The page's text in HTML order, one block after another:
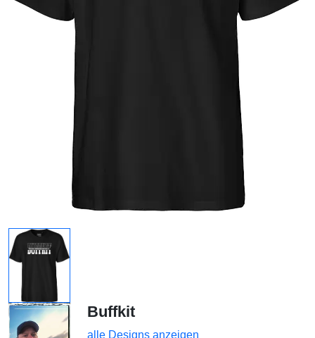
Buffkit
alle Designs anzeigen